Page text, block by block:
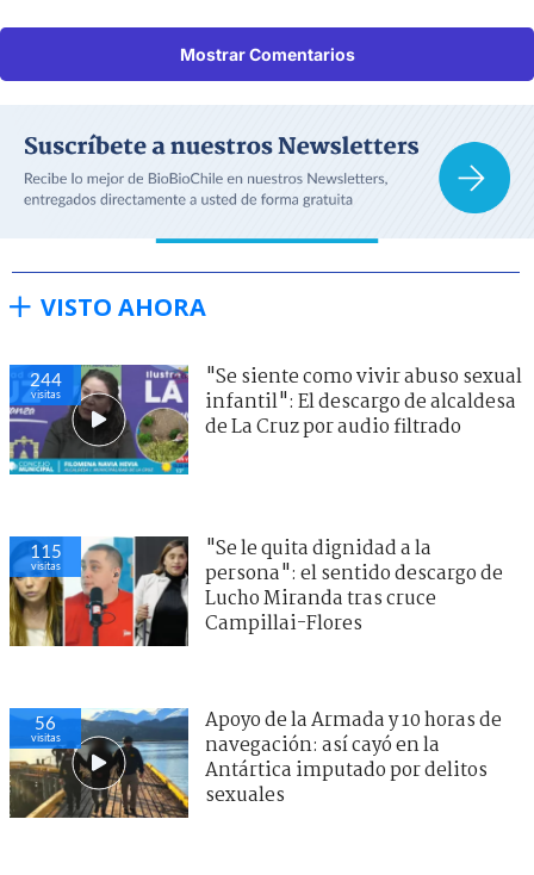
Mostrar Comentarios
VISTO AHORA
244
visitas
"Se siente como vivir abuso sexual
infantil": El descargo de alcaldesa
de La Cruz por audio filtrado
115
visitas
"Se le quita dignidad a la
persona": el sentido descargo de
Lucho Miranda tras cruce
Campillai-Flores
56
visitas
Apoyo de la Armada y 10 horas de
navegación: así cayó en la
Antártica imputado por delitos
sexuales